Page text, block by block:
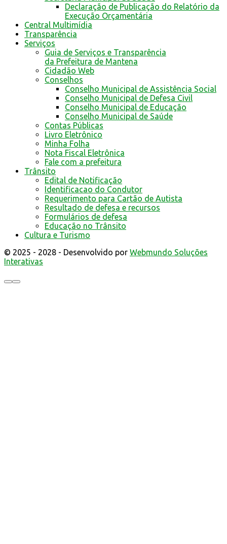
Declaração de Publicação do Relatório da
Execução Orçamentária
Central Multimídia
Transparência
Serviços
Guia de Serviços e Transparência
da Prefeitura de Mantena
Cidadão Web
Conselhos
Conselho Municipal de Assistência Social
Conselho Municipal de Defesa Civil
Conselho Municipal de Educação
Conselho Municipal de Saúde
Contas Públicas
Livro Eletrônico
Minha Folha
Nota Fiscal Eletrônica
Fale com a prefeitura
Trânsito
Edital de Notificação
Identificacao do Condutor
Requerimento para Cartão de Autista
Resultado de defesa e recursos
Formulários de defesa
Educação no Trânsito
Cultura e Turismo
© 2025 - 2028 - Desenvolvido por Webmundo Soluções
Interativas